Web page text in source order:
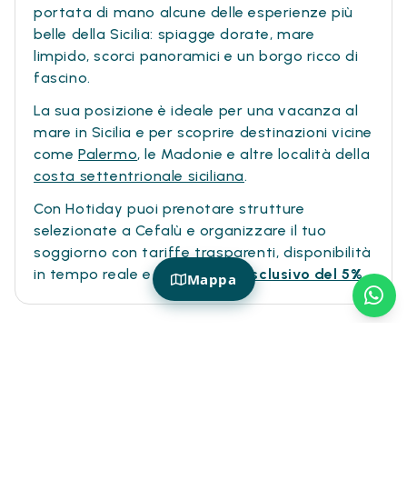
Mappa
portata di mano alcune delle esperienze più
belle della Sicilia: spiagge dorate, mare
limpido, scorci panoramici e un borgo ricco di
fascino.
La sua posizione è ideale per una vacanza al
mare in Sicilia e per scoprire destinazioni vicine
come Palermo, le Madonie e altre località della
costa settentrionale siciliana.
Con Hotiday puoi prenotare strutture
selezionate a Cefalù e organizzare il tuo
soggiorno con tariffe trasparenti, disponibilità
in tempo reale e unosconto esclusivo del 5%.